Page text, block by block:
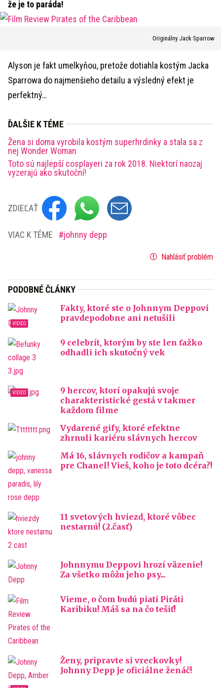
že je to paráda!
Originálny Jack Sparrow
Alyson je fakt umelkyňou, pretože dotiahla kostým Jacka
Sparrowa do najmenšieho detailu a výsledný efekt je
perfektný…
ĎALŠIE K TÉME
Žena si doma vyrobila kostým superhrdinky a stala sa z
nej Wonder Woman
Toto sú najlepší cosplayeri za rok 2018. Niektorí naozaj
vyzerajú ako skutoční!
ZDIEĽAŤ
VIAC K TÉME johnny depp
Nahlásiť problém
PODOBNÉ ČLÁNKY
Fakty, ktoré ste o Johnnym Deppovi
pravdepodobne ani netušili
9 celebrít, ktorým by ste len ťažko
odhadli ich skutočný vek
9 hercov, ktorí opakujú svoje
charakteristické gestá v takmer
každom filme
Vydarené gify, ktoré efektne
zhrnuli kariéru slávnych hercov
Má 16, slávnych rodičov a kampaň
pre Chanel! Vieš, koho je toto dcéra?!
11 svetových hviezd, ktoré vôbec
nestarnú! (2.časť)
Johnnymu Deppovi hrozí väzenie!
Za všetko môžu jeho psy...
Vieme, o čom budú piati Piráti
Karibiku! Máš sa na čo tešiť!
Ženy, pripravte si vreckovky!
Johnny Depp je oficiálne ženáč!